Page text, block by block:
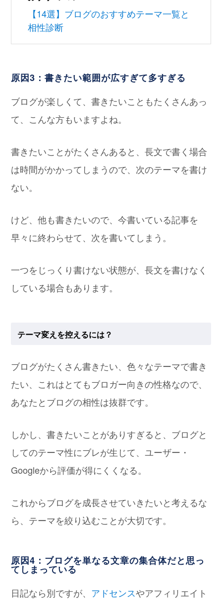
【14選】ブログのおすすめテーマ一覧と
相性診断
原因3：書きたい範囲が広すぎて多すぎる
ブログが楽しくて、書きたいこともたくさんあっ
て、こんな方もいますよね。
書きたいことがたくさんあると、長文で書く場合
は時間がかかってしまうので、次のテーマを書け
ない。
けど、他も書きたいので、今書いている記事を
早々に終わらせて、次を書いてしまう。
一つをじっくり書けない状態が、長文を書けなく
している場合もあります。
テーマ変えを控えるには？
ブログがたくさん書きたい、色々なテーマで書き
たい、これはとてもブロガー向きの性格なので、
あなたとブログの相性は抜群です。
しかし、書きたいことがありすぎると、ブログと
してのテーマ性にブレが生じて、ユーザー・
Googleから評価が得にくくなる。
これからブログを成長させていきたいと考えるな
ら、テーマを絞り込むことが大切です。
原因4：ブログを単なる文章の集合体だと思っ
てしまっている
日記なら別ですが、 アドセンスやアフィリエイト